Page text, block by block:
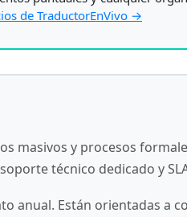
de TraductorEnVivo →
masivos y procesos
técnico dedicado y
anual. Están orientadas a